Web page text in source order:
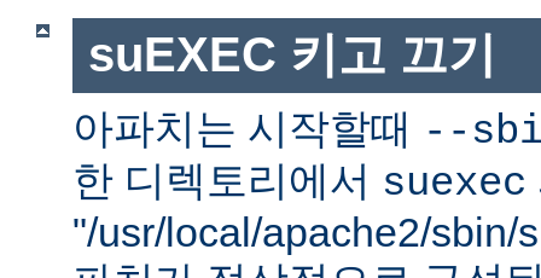
suEXEC 키고 끄기
아파치는 시작할때 --
한 디렉토리에서 suexec
"/usr/local/apache2/sbin/